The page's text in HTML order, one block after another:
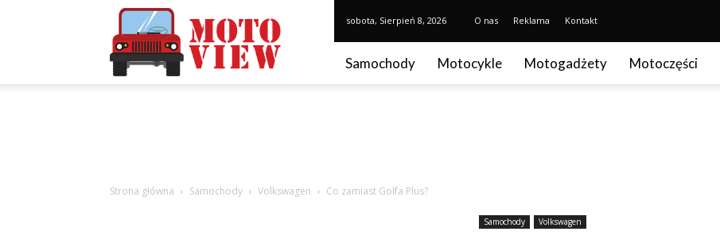
Motoview.pl
sobota, Sierpień 8, 2026 O nas Reklama Kontakt
Samochody Motocykle Motogadżety Motoczęści
Strona główna Samochody Volkswagen Co zamiast Golfa Plus?
Samochody Volkswagen